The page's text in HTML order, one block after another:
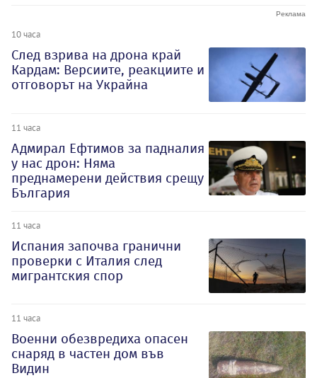
10 часа
След взрива на дрона край
Кардам: Версиите, реакциите и
отговорът на Украйна
11 часа
Адмирал Ефтимов за падналия
у нас дрон: Няма
преднамерени действия срещу
България
11 часа
Испания започва гранични
проверки с Италия след
мигрантския спор
11 часа
Военни обезвредиха опасен
снаряд в частен дом във
Видин